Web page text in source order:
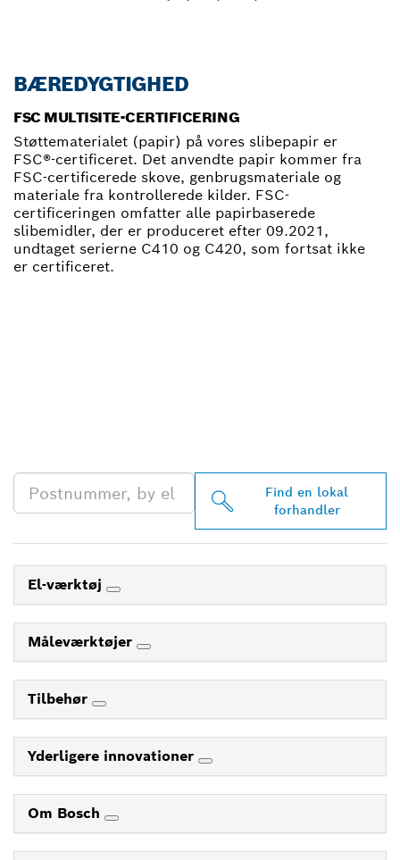
BÆREDYGTIGHED
FSC MULTISITE-CERTIFICERING
Støttematerialet (papir) på vores slibepapir er
FSC®-certificeret. Det anvendte papir kommer fra
FSC-certificerede skove, genbrugsmateriale og
materiale fra kontrollerede kilder. FSC-
certificeringen omfatter alle papirbaserede
slibemidler, der er produceret efter 09.2021,
undtaget serierne C410 og C420, som fortsat ikke
er certificeret.
Find en lokal
forhandler
El-værktøj
Måleværktøjer
Tilbehør
Yderligere innovationer
Om Bosch